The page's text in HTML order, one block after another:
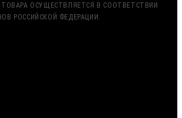
ОСУЩЕСТВЛЯЕТСЯ В СООТВЕТСТВИИ
РОССИЙСКОЙ ФЕДЕРАЦИИ.